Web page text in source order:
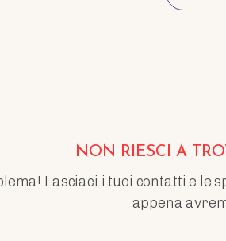
NON RIESCI A
Lasciaci i tuoi contatti e le
appena